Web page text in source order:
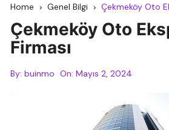
Home Genel Bilgi Çekmeköy Oto
Çekmeköy Oto
Firması
By: buinmo On:Mayıs 2, 2024